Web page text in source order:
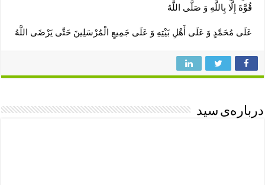
قُوَّةَ إِلَّا بِاللَّهِ وَ صَلَّى اللَّهُ
عَلَى مُحَمَّدٍ وَ عَلَى أَهْلِ بَيْتِهِ وَ عَلَى جَمِيعِ الْمُرْسَلِينَ حَتَّى يَرْضَى اللَّهُ
درباره‌ی سید